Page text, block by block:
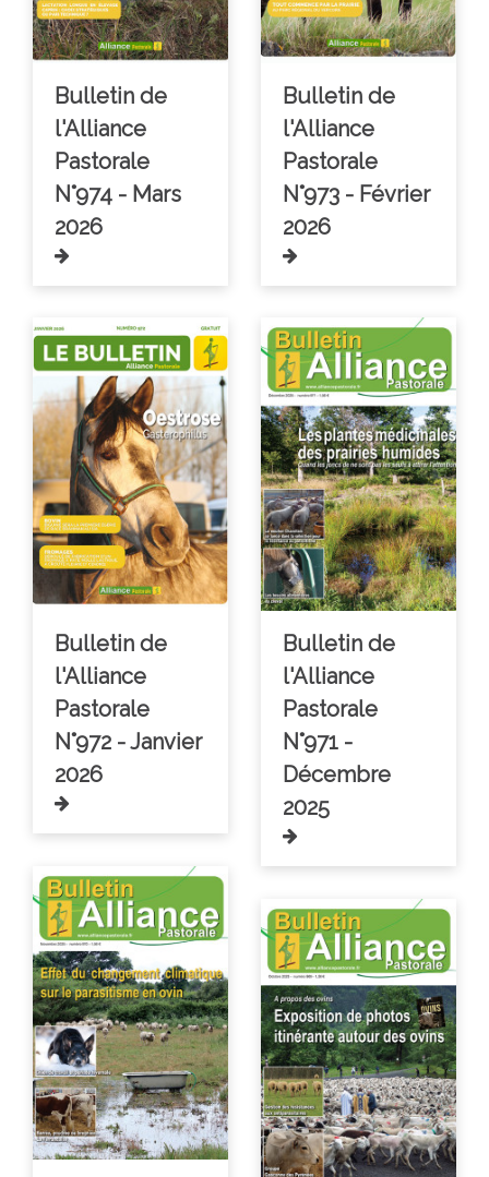
Bulletin de
l'Alliance
Pastorale
N°974 - Mars
2026
Bulletin de
l'Alliance
Pastorale
N°973 - Février
2026
Bulletin de
l'Alliance
Pastorale
N°972 - Janvier
2026
Bulletin de
l'Alliance
Pastorale
N°971 -
Décembre
2025